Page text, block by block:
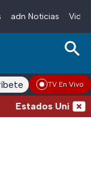
adn Noticias
Noticias RadioTV En Vivo
Estados Unidos